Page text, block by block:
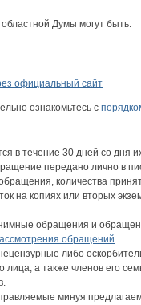
Думы могут быть:
официальный сайт
ознакомьтесь с
в течение 30 дней со дня
передано лично в
количества
на копиях или вторых
обращения и
обращений.
либо
а также членов его
минуя